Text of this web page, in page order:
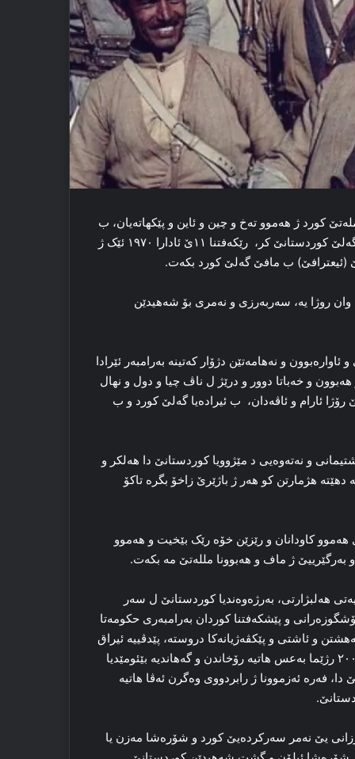
ملەتێ کورد ژ هەموو تەخ و چین و ئاین و پێکهاتەیان، ب
سەرۆکاتیا گەنەرال مستەفا بارزانی شەر بۆ بدەستڤەئینانا مافێ گەلێ کوردستانێ کر، رێکەفتنا ۱۱ێ ئادارا ۱۹۷۰ ئێک ژ
(ئیعترافێ) ب مافێ گەلێ کورد بکەت.
وان روژا یە، سەربەرزی و نەمرى بۆ شەهيدێن
وان نەخوشی و ئاوارەبوون و نەهامەتێن دژۆار کەتینە بەرامبەر ئێرادا
و خەباتا دوور و درێژ ل ناڤ چیا و دول و نهال
ئارام و ئاڤەدان، ب ئیرادەیا گەلێ کورد و ب
و نەتەوەیی د مێژوویا کوردستانێ دا هەلکر و
هژمارتن کو هەر ژ باژێرێ زاخۆ بگرە تاکۆ
کاودانان و رێزێن خۆە رێک بێخیت و هەموو
بەرگێرییێ ژ ماف و هەبوونا مللەتێ مە بکەت.
هەلبژارتی، بەرژەوەندیا کوردستانێ ل سەر
و پێشكەفتنا کوردان بەرامبەری حکومەتا
و ئاشتی و پێكڤەژیانەکا دروستە، پێدڤییه‌ ئیراق
ده‌ستوورێ بكەت دیدەڤان سەر ڤێ چەندێ، ئه‌و عێراقا ل سالا ۲۰۰۳ رژێما بەعس هاتیە رۆخاندن و گەهاندیە بێئومێدیا
فەرە ئه‌زموونا ژ رابردووی وەگرن ئەڤا هاتیە
بارزانی یێ نه‌مر سەرکردەیێ كورد و شۆرەشا مه‌زن یا